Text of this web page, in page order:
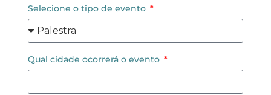
Selecione o tipo de evento
Qual cidade ocorrerá o evento